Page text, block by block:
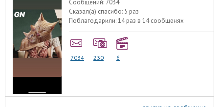
Сообщений: 7034
Сказал(а) спасибо: 5 раз
Поблагодарили:14 раз в 14 сообщенях
7034 230 6